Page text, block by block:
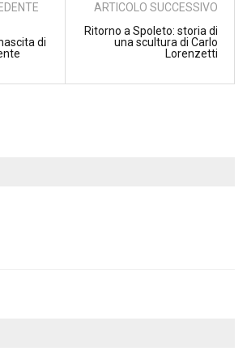
di
ARTICOLO SUCCESSIVO
Ritorno a Spoleto: storia di
una scultura di Carlo
Lorenzetti